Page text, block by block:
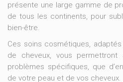
présente une large gamme de
de tous les continents, pour
bien-être.
Ces soins cosmétiques,
de cheveux, vous
problèmes spécifiques, que
de votre peau et de vos cheveux.